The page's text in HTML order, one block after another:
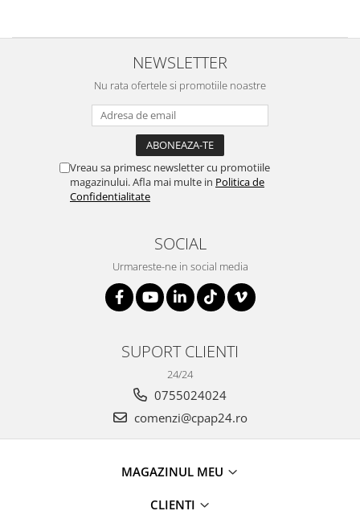
NEWSLETTER
Nu rata ofertele si promotiile noastre
Vreau sa primesc newsletter cu promotiile
magazinului. Afla mai multe in Politica de
Confidentialitate
SOCIAL
Urmareste-ne in social media
SUPORT CLIENTI
24/24
0755024024
comenzi@cpap24.ro
MAGAZINUL MEU
CLIENTI